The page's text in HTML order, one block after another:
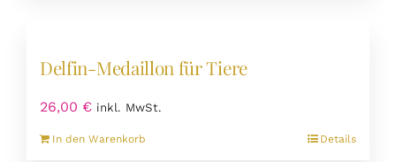
Delfin-Medaillon für Tiere
26,00 € inkl. MwSt.
In den Warenkorb Details